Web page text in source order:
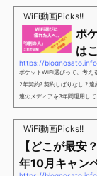
谷さんキャンペーン／2回線
け」とも思えるポイントばら
別招待ページから楽天モバイ...
WiFi動画Picks!!
ポ
は
https://
ポケットWiFi選びって、考え
2年契約? 契約しばりなし ?
連のメディアを3年間運用し
ということで、「ポケット
解】を用意しました。ポケッ
のなので、「多...
WiFi動画Picks!!
【どこが最
年10月キャン